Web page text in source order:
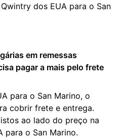
dos EUA para o San
em remessas
pagar a mais pelo frete
para o San Marino, o
cobrir frete e entrega.
ao lado do preço na
para o San Marino.